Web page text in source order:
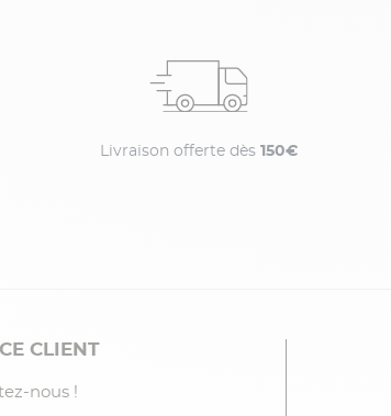
Livraison offerte dès 150€
CLIENT
nous !